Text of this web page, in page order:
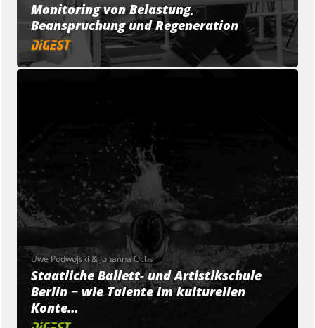
Monitoring von Belastung,
Beanspruchung und Regeneration
Uwe Podwojski & Johanna Ochs
Staatliche Ballett- und Artistikschule
Berlin − wie Talente im kulturellen
Konte…